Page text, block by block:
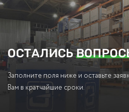
ОСТАЛИСЬ
Заполните поля ниже и оставьте
Вам в кратчайшие сроки.